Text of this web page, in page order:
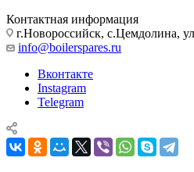
Контактная информация
г.Новороссийск, с.Цемдолина,
info@boilerspares.ru
Вконтакте
Instagram
Telegram